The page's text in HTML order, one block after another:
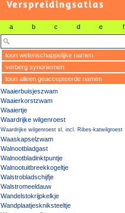
Verspreidingsatlas
a b c d e f
toon wetenschappelijke namen
verberg synoniemen
toon alleen geaccepteerde namen
Waaierbuisjeszwam
Waaierkorstzwam
Waaiertje
Waardrijke wilgenroest
Waardrijke wilgenroest sl, incl. Ribes-katwilgroest
Waaskapselzwam
Walnootbladgast
Walnootbladinktpuntje
Walnootuitbreekkogeltje
Walstrobladschijfje
Walstromeeldauw
Wandelstokrijpkelkje
Wandplaatjeskniksteeltje